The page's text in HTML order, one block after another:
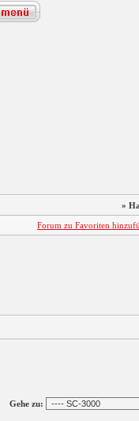
»
Forum zu Favoriten
Gehe zu: